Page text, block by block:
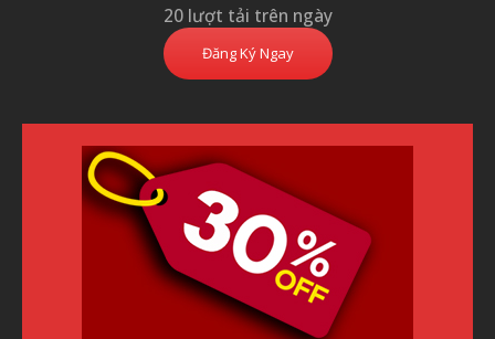
20 lượt tải trên ngày
Đăng Ký Ngay